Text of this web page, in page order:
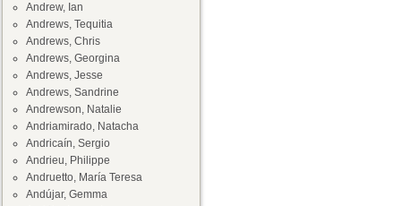
Andrew, Ian
Andrews, Tequitia
Andrews, Chris
Andrews, Georgina
Andrews, Jesse
Andrews, Sandrine
Andrewson, Natalie
Andriamirado, Natacha
Andricaín, Sergio
Andrieu, Philippe
Andruetto, María Teresa
Andújar, Gemma